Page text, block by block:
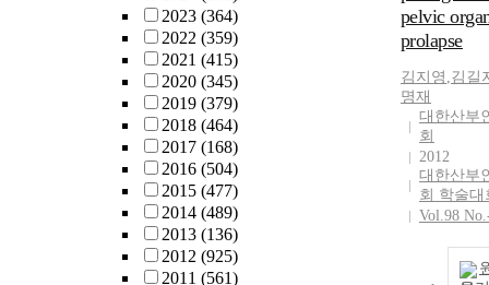
2023 (364)
2022 (359)
2021 (415)
2020 (345)
2019 (379)
2018 (464)
2017 (168)
2016 (504)
2015 (477)
2014 (489)
2013 (136)
2012 (925)
2011 (561)
pelvic
prolapse
김지영 ,김길
명재
대한산부
회
2012
대한산부
회 학술대
Vol.98